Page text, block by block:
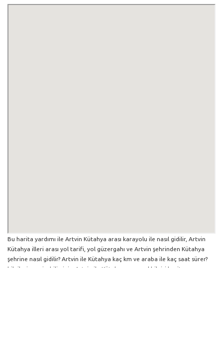
Bu harita yardımı ile Artvin Kütahya arası karayolu ile nasıl gidilir, Artvin
Kütahya illeri arası yol tarifi, yol güzergahı ve Artvin şehrinden Kütahya
şehrine nasıl gidilir? Artvin ile Kütahya kaç km ve araba ile kaç saat sürer?
bilgilerine erişebilirsiniz. Artvin ile Kütahya arası yol bilgisi haritasını